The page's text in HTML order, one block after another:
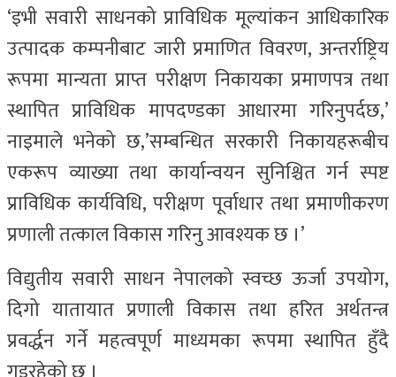
‘इभी सवारी साधनको प्राविधिक मूल्यांकन आधिकारिक
उत्पादक कम्पनीबाट जारी प्रमाणित विवरण, अन्तर्राष्ट्रिय
रूपमा मान्यता प्राप्त परीक्षण निकायका प्रमाणपत्र तथा
स्थापित प्राविधिक मापदण्डका आधारमा गरिनुपर्दछ,’
नाइमाले भनेको छ,’सम्बन्धित सरकारी निकायहरूबीच
एकरूप व्याख्या तथा कार्यान्वयन सुनिश्चित गर्न स्पष्ट
प्राविधिक कार्यविधि, परीक्षण पूर्वाधार तथा प्रमाणीकरण
प्रणाली तत्काल विकास गरिनु आवश्यक छ ।’
विद्युतीय सवारी साधन नेपालको स्वच्छ ऊर्जा उपयोग,
दिगो यातायात प्रणाली विकास तथा हरित अर्थतन्त्र
प्रवर्द्धन गर्ने महत्वपूर्ण माध्यमका रूपमा स्थापित हुँदै